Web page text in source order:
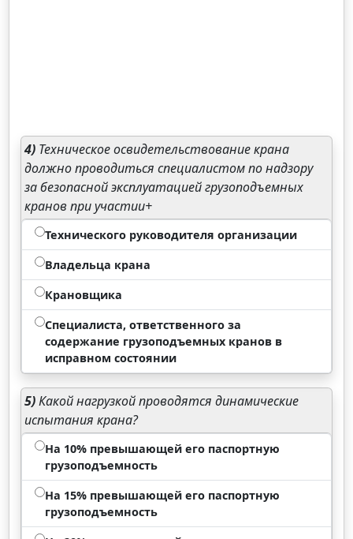
4) Техническое освидетельствование крана
должно проводиться специалистом по надзору
за безопасной эксплуатацией грузоподъемных
кранов при участии+
Технического руководителя организации
Владельца крана
Крановщика
Специалиста, ответственного за
содержание грузоподъемных кранов в
исправном состоянии
5)Какой нагрузкой проводятся динамические
испытания крана?
На 10% превышающей его паспортную
грузоподъемность
На 15% превышающей его паспортную
грузоподъемность